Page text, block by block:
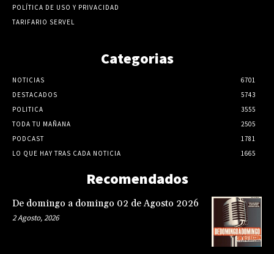
POLÍTICA DE USO Y PRIVACIDAD
TARIFARIO SERVEL
Categorias
NOTICIAS
6701
DESTACADOS
5743
POLITICA
3555
TODA TU MAÑANA
2505
PODCAST
1781
LO QUE HAY TRAS CADA NOTICIA
1665
Recomendados
De domingo a domingo 02 de Agosto 2026
2 Agosto, 2026